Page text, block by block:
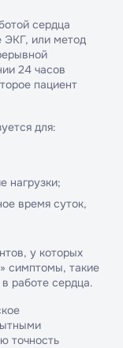
сердца
ЭКГ, или метод
24 часов
пациент
для:
нагрузки;
время суток,
у которых
симптомы, такие
работе сердца.
точность